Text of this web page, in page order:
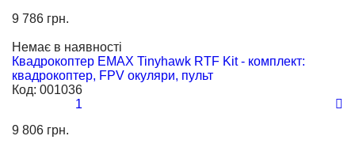
9 786 грн.
Немає в наявності
Квадрокоптер EMAX Tinyhawk RTF Kit - комплект:
квадрокоптер, FPV окуляри, пульт
Код: 001036
1
9 806 грн.